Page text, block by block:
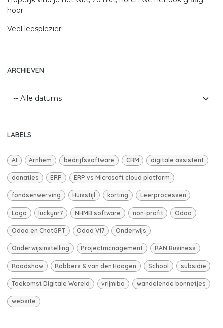
hoor.
Veel leesplezier!
ARCHIEVEN
LABELS
AI Arnhem bedrijfssoftware CRM digitale assistent
donaties ERP ERP vs Microsoft cloud platform
fondsenwerving Huisstijl korting Leerprocessen
Logo luckynr7 NHMB software non-profit Odoo
Odoo en ChatGPT Odoo V17 Onderwijs
Onderwijsinstelling Projectmanagement RAN Business
Roadshow Robbers & van den Hoogen School subsidie
Toekomst Digitale Wereld vrijmibo wandelende bonnetjes
website